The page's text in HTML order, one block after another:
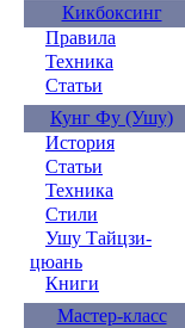
Кикбоксинг
Правила
Техника
Статьи
Кунг Фу (Ушу)
История
Статьи
Техника
Стили
Ушу Тайцзи-
цюань
Книги
Мастер-класс